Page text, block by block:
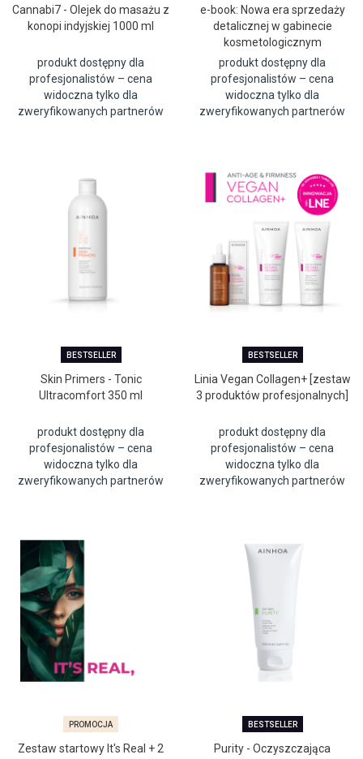
Cannabi7 - Olejek do masażu z
konopi indyjskiej 1000 ml
produkt dostępny dla
profesjonalistów – cena
widoczna tylko dla
zweryfikowanych partnerów
e-book: Nowa era sprzedaży
detalicznej w gabinecie
kosmetologicznym
produkt dostępny dla
profesjonalistów – cena
widoczna tylko dla
zweryfikowanych partnerów
BESTSELLER
Skin Primers - Tonic
Ultracomfort 350 ml
produkt dostępny dla
profesjonalistów – cena
widoczna tylko dla
zweryfikowanych partnerów
BESTSELLER
Linia Vegan Collagen+ [zestaw
3 produktów profesjonalnych]
produkt dostępny dla
profesjonalistów – cena
widoczna tylko dla
zweryfikowanych partnerów
PROMOCJA
Zestaw startowy It's Real + 2
BESTSELLER
Purity - Oczyszczająca